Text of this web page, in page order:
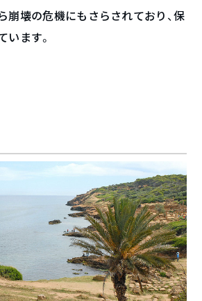
崩壊の危機にもさらされており、保
います。